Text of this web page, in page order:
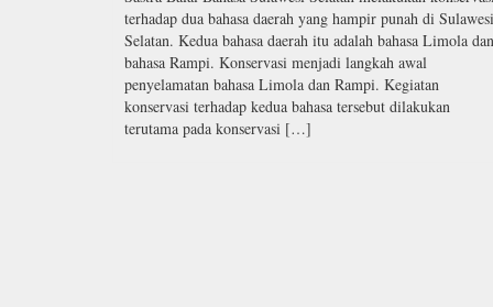
terhadap dua bahasa daerah yang hampir punah di Sulawesi
Selatan. Kedua bahasa daerah itu adalah bahasa Limola dan
bahasa Rampi. Konservasi menjadi langkah awal
penyelamatan bahasa Limola dan Rampi. Kegiatan
konservasi terhadap kedua bahasa tersebut dilakukan
terutama pada konservasi […]